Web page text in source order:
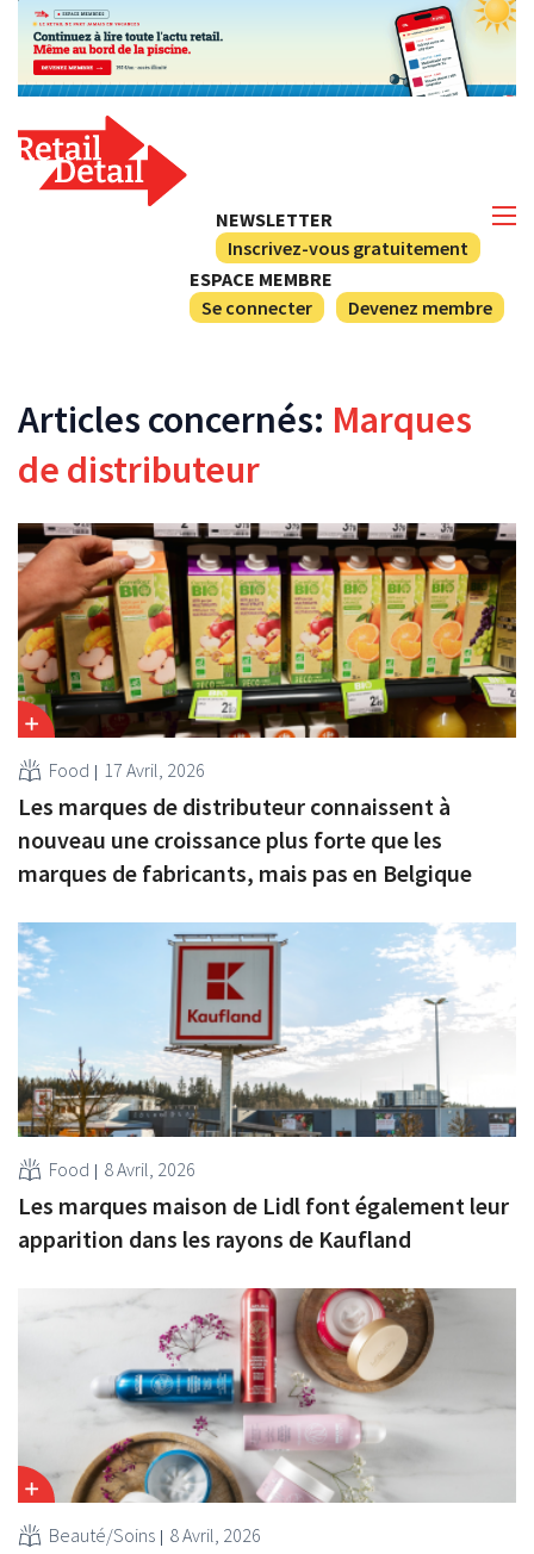
NEWSLETTER
Inscrivez-vous gratuitement
ESPACE MEMBRE
Se connecter
Devenez membre
Articles concernés: Marques
de distributeur
Food 17 Avril, 2026
Les marques de distributeur connaissent à
nouveau une croissance plus forte que les
marques de fabricants, mais pas en Belgique
Food 8 Avril, 2026
Les marques maison de Lidl font également leur
apparition dans les rayons de Kaufland
Beauté/Soins 8 Avril, 2026